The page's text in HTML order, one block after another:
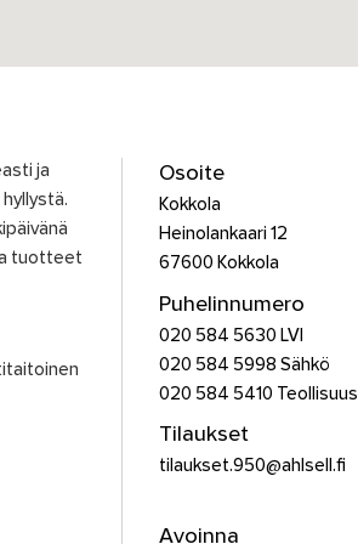
Osoite
Kokkola
Heinolankaari 12
67600 Kokkola
Puhelinnumero
020 584 5630 LVI
020 584 5998 Sähkö
020 584 5410 Teollisuus
Tilaukset
tilaukset.950@ahlsell.fi
Avoinna
ja
tuotteet